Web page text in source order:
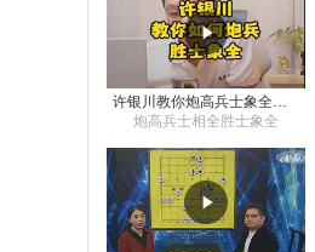
炮高兵士相全胜士象全